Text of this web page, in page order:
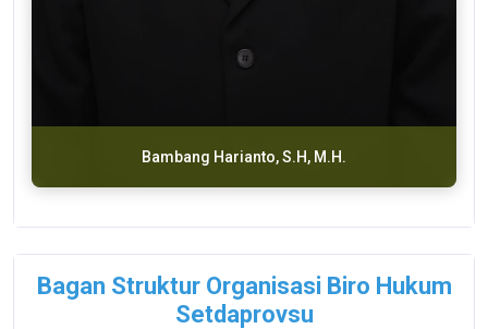
Bambang Harianto, S.H, M.H.
Bagan Struktur Organisasi Biro Hukum
Setdaprovsu